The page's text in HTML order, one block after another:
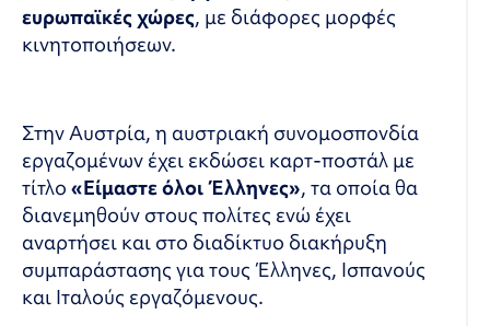
ευρωπαϊκές χώρες, με διάφορες μορφές
κινητοποιήσεων.
Στην Αυστρία, η αυστριακή συνομοσπονδία
εργαζομένων έχει εκδώσει καρτ-ποστάλ με
τίτλο «Είμαστε όλοι Έλληνες», τα οποία θα
διανεμηθούν στους πολίτες ενώ έχει
αναρτήσει και στο διαδίκτυο διακήρυξη
συμπαράστασης για τους Έλληνες, Ισπανούς
και Ιταλούς εργαζόμενους.